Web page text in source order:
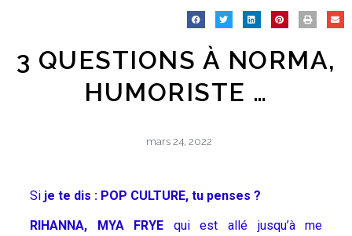
3 QUESTIONS À NORMA,
HUMORISTE …
mars 24, 2022
Sije te dis : POP CULTURE, tu penses ?
RIHANNA, MYA FRYE qui est allé jusqu’à me